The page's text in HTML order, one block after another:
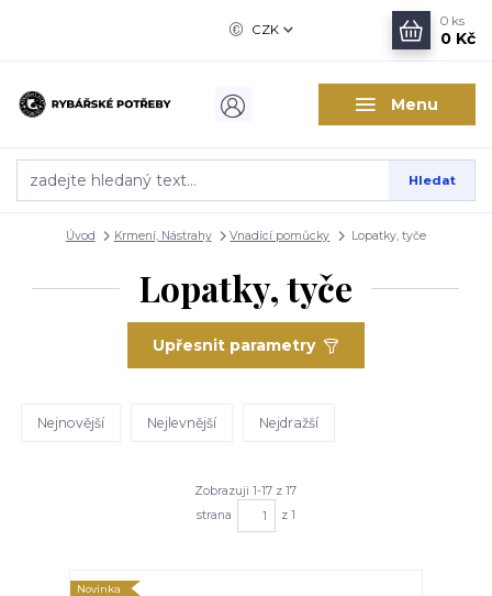
Menu
CZK
Hledat
0 ks
0 Kč
Úvod Krmení, Nástrahy Vnadící pomůcky Lopatky, tyče
Lopatky, tyče
Upřesnit parametry
Nejnovější Nejlevnější Nejdražší
Zobrazuji 1-17 z 17
strana
z 1
Novinka